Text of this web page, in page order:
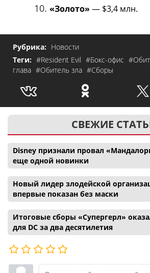
«Золото» — $3,4 млн.
Рубрика: Новости
Теги: #Resident Evil #Бокс-офис
глава #Обитель зла #Сборы
СВЕЖИЕ
Disney признали провал
еще одной новинки
Новый лидер злодейской
впервые показан без маски
Итоговые сборы «Супергерл»
для DC за два десятилетия